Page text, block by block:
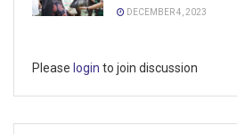
DECEMBER 4, 2023
Please login to join discussion